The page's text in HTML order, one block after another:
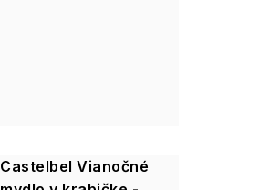
Castelbel Vianočné